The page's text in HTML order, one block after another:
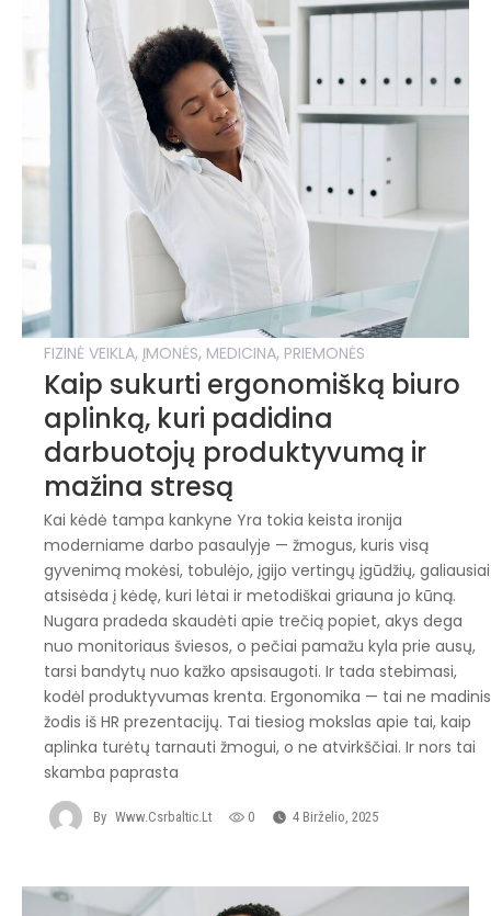
FIZINĖ VEIKLA,ĮMONĖS, MEDICINA, PRIEMONĖS
Kaip sukurti ergonomišką biuro
aplinką, kuri padidina
darbuotojų produktyvumą ir
mažina stresą
Kai kėdė tampa kankyne Yra tokia keista ironija
moderniame darbo pasaulyje — žmogus, kuris visą
gyvenimą mokėsi, tobulėjo, įgijo vertingų įgūdžių, galiausiai
atsisėda į kėdę, kuri lėtai ir metodiškai griauna jo kūną.
Nugara pradeda skaudėti apie trečią popiet, akys dega
nuo monitoriaus šviesos, o pečiai pamažu kyla prie ausų,
tarsi bandytų nuo kažko apsisaugoti. Ir tada stebimasi,
kodėl produktyvumas krenta. Ergonomika — tai ne madinis
žodis iš HR prezentacijų. Tai tiesiog mokslas apie tai, kaip
aplinka turėtų tarnauti žmogui, o ne atvirkščiai. Ir nors tai
skamba paprasta
By Www.csrbaltic.lt 0 4 Birželio, 2025